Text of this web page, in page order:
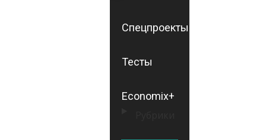
Спецпроекты
Тесты
Economix+